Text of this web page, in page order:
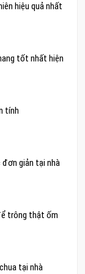
hiệu quả nhất
tốt nhất hiện
tính
giản tại nhà
trông thật ốm
tại nhà